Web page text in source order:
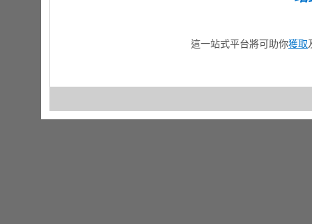
這一站式平台將可助你獲取